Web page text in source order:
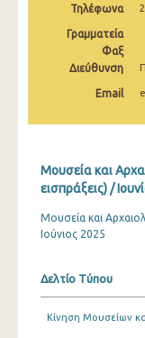
Οκτωβρίου
Αυγούστου
Μαΐου 2024
Μαρτίου
Τηλέφωνα
Γραμματεία
Φαξ
Διεύθυνση
Email
Μουσεία και
εισπράξεις) /
Μουσεία και
Ιούνιος 2025
Δελτίο Τύπου
Κίνηση Μουσείων